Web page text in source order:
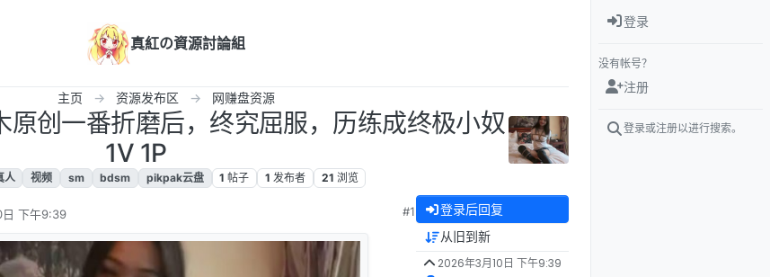
真紅の資源討論組
主页 资源发布区 网赚盘资源
原创一番折磨后，终究屈服，历练成终极小奴
1V 1P
人 视频 sm bdsm pikpak云盘 1 帖子 1 发布者 21 浏览
下午9:39 #1 登录后回复
从旧到新
2026年3月10日 下午9:39
登录
没有帐号？
注册
登录或注册以进行搜索。